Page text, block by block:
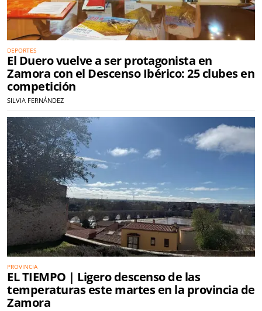
DEPORTES
El Duero vuelve a ser protagonista en
Zamora con el Descenso Ibérico: 25 clubes en
competición
SILVIA FERNÁNDEZ
PROVINCIA
EL TIEMPO | Ligero descenso de las
temperaturas este martes en la provincia de
Zamora